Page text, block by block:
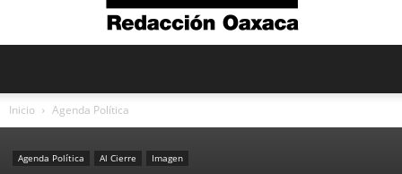
Inicio Agenda Política
Agenda Política Al Cierre Imagen